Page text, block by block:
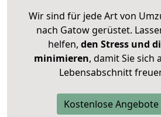
Wir sind für jede Art von
nach Gatow gerüstet.
helfen, den Stress und
minimieren, damit Sie sich
Lebensabschnitt
Kostenlose